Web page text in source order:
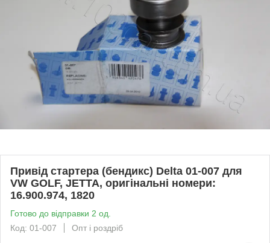
Привід стартера (бендикс) Delta 01-007 для
VW GOLF, JETTA, оригінальні номери:
16.900.974, 1820
Готово до відправки 2 од.
Код: 01-007
Опт і роздріб